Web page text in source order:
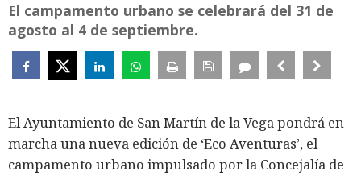
El campamento urbano se celebrará del 31 de
agosto al 4 de septiembre.
El Ayuntamiento de San Martín de la Vega pondrá en
marcha una nueva edición de ‘Eco Aventuras’, el
campamento urbano impulsado por la Concejalía de